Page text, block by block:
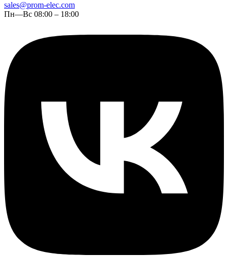
sales@prom-elec.com
Пн—Вс 08:00 – 18:00